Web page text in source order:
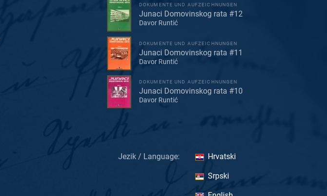
DOKUMENTE UND AUFZEICHNUNGEN
Junaci Domovinskog rata #12
Davor Runtić
DOKUMENTE UND AUFZEICHNUNGEN
Junaci Domovinskog rata #11
Davor Runtić
DOKUMENTE UND AUFZEICHNUNGEN
Junaci Domovinskog rata #10
Davor Runtić
Jezik / Language: Hrvatski
Srpski